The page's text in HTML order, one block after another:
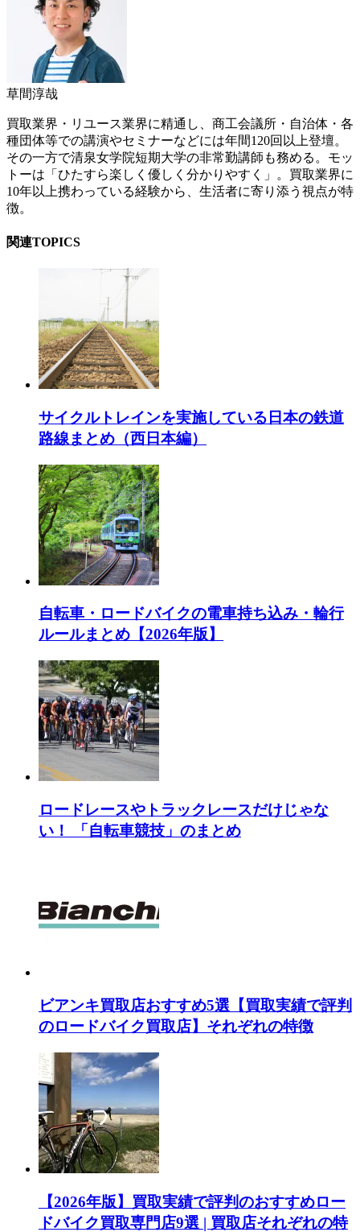
草間淳哉
買取業界・リユース業界に精通し、商工会議所・自治体・各
種団体等での講演やセミナーなどには年間120回以上登壇。
その一方で清泉女学院短期大学の非常勤講師も務める。モッ
トーは「ひたすら楽しく優しく分かりやすく」。買取業界に
10年以上携わっている経験から、生活者に寄り添う視点が特
徴。
関連TOPICS
サイクルトレインを実施している日本の鉄道
路線まとめ（西日本編）
自転車・ロードバイクの電車持ち込み・輪行
ルールまとめ【2026年版】
ロードレースやトラックレースだけじゃな
い！ 「自転車競技」のまとめ
ビアンキ買取店おすすめ5選【買取実績で評判
のロードバイク買取店】それぞれの特徴
【2026年版】買取実績で評判のおすすめロー
ドバイク買取専門店9選 | 買取店それぞれの特